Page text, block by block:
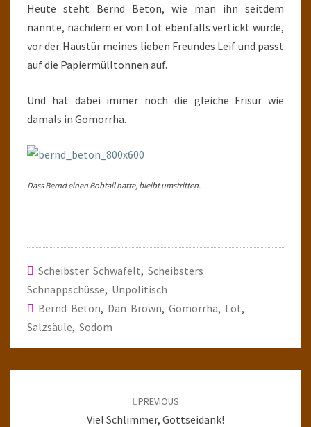
Heute steht Bernd Beton, wie man ihn seitdem
nannte, nachdem er von Lot ebenfalls vertickt wurde,
vor der Haustür meines lieben Freundes Leif und passt
auf die Papiermülltonnen auf.
Und hat dabei immer noch die gleiche Frisur wie
damals in Gomorrha.
Dass Bernd einen Bobtail hatte, bleibt umstritten.
Scheibster Schwafelt, Scheibsters
Schnappschüsse, Unpolitisch
Bernd Beton, Dan Brown, Gomorrha, Lot,
Salzsäule, Sodom
PREVIOUS
Viel Schlimmer, Gottseidank!